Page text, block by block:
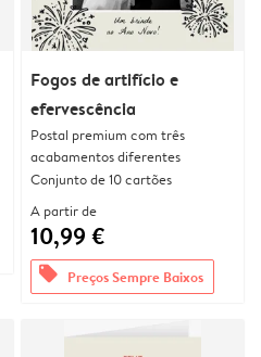
Fogos de artifício e
efervescência
Postal premium com três
acabamentos diferentes
Conjunto de 10 cartões
A partir de
10,99 €
offers Preços Sempre Baixos